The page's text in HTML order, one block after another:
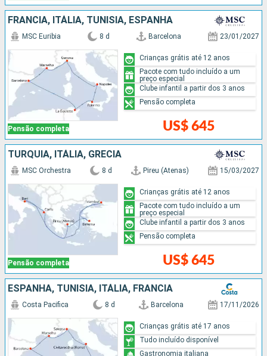
FRANCIA, ITÁLIA, TUNÍSIA, ESPANHA
Pensão completa
MSC Euribia 8 d Barcelona 23/01/2027
US$ 645
Crianças grátis até 12 anos
Pacote com tudo incluído a um
preço especial
Clube infantil a partir dos 3 anos
Pensão completa
TURQUIA, ITÁLIA, GRÉCIA
Pensão completa
MSC Orchestra 8 d Pireu (Atenas) 15/03/2027
US$ 645
Crianças grátis até 12 anos
Pacote com tudo incluído a um
preço especial
Clube infantil a partir dos 3 anos
Pensão completa
ESPANHA, TUNÍSIA, ITÁLIA, FRANCIA
Costa Pacifica 8 d Barcelona 17/11/2026
Crianças grátis até 17 anos
Tudo incluído disponível
Gastronomia italiana